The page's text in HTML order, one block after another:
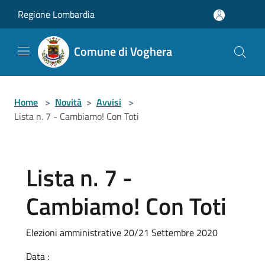
Regione Lombardia
Comune di Voghera
Home > Novità > Avvisi >
Lista n. 7 - Cambiamo! Con Toti
Lista n. 7 -
Cambiamo! Con Toti
Elezioni amministrative 20/21 Settembre 2020
Data :